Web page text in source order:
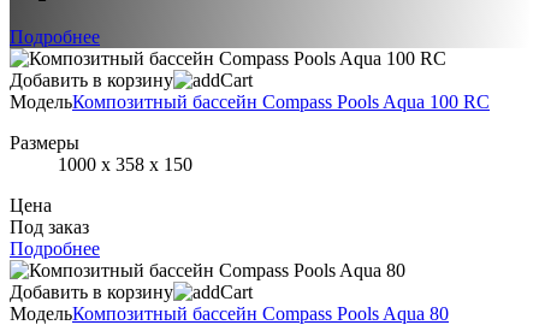
Подробнее
Добавить в корзину
МодельКомпозитный бассейн Compass Pools Aqua 100 RC
Размеры
1000 x 358 x 150
Цена
Под заказ
Подробнее
Добавить в корзину
МодельКомпозитный бассейн Compass Pools Aqua 80